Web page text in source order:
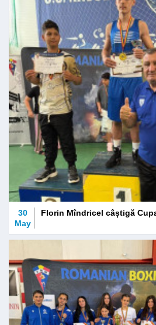
30
May
Florin Mîndricel câștigă